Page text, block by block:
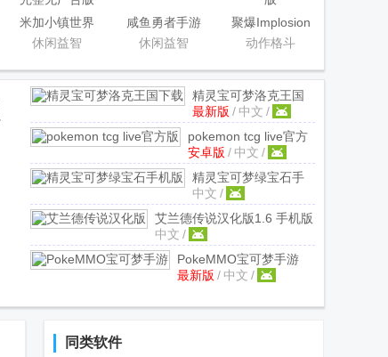
米加小镇世界
国际版(Miga
休闲益智
咸鱼勇者手游
休闲益智
聚爆Implosion
手游
动作格斗
精灵宝可梦洛克王国
下载2023.10.10.14 最
新版
最新版 / 中文 /
pokemon tcg live官方
版1.6.1 安卓最新版
安卓版 / 中文 /
精灵宝可梦绿宝石手
机版 GBA模拟器整合
版
中文 /
艾兰德传说汉化版1.6 手机版
中文 /
PokeMMO宝可梦手游
r29764 中文最新版
最新版 / 中文 /
同类软件